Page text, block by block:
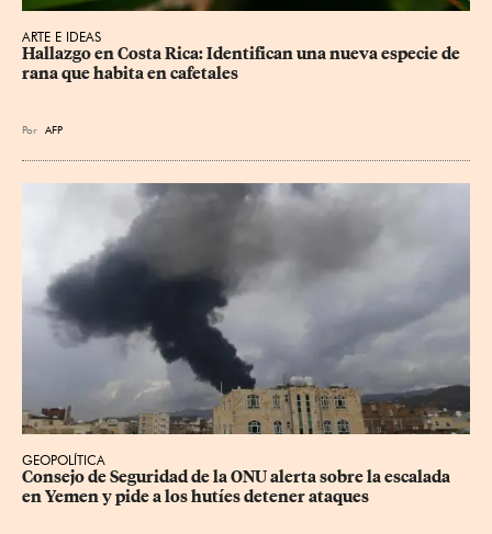
ARTE E IDEAS
Hallazgo en Costa Rica: Identifican una nueva especie de
rana que habita en cafetales
Por AFP
GEOPOLÍTICA
Consejo de Seguridad de la ONU alerta sobre la escalada
en Yemen y pide a los hutíes detener ataques